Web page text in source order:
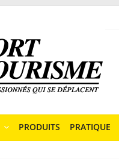
PRODUITS PRATIQUE